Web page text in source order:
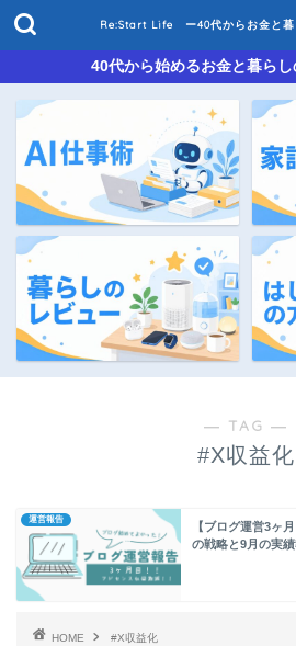
Re:Start Life ー40代からお金と暮
40代から始めるお金と暮ら
― TAG ―
#X収益化
運営報告
【ブログ運営3ヶ
の戦略と9月の実
HOME #X収益化